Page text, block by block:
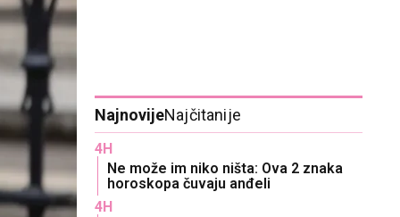
NajnovijeNajčitanije
4H
Ne može im niko ništa: Ova 2 znaka
horoskopa čuvaju anđeli
4H